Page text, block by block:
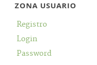
ZONA USUARIO
Registro
Login
Password